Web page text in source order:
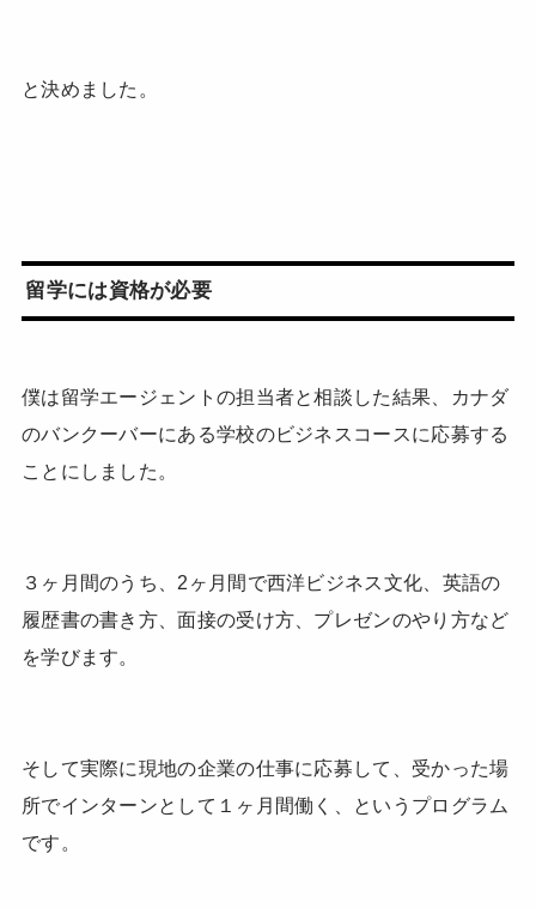
と決めました。
留学には資格が必要
僕は留学エージェントの担当者と相談した結果、カナダ
のバンクーバーにある学校のビジネスコースに応募する
ことにしました。
３ヶ月間のうち、2ヶ月間で西洋ビジネス文化、英語の
履歴書の書き方、面接の受け方、プレゼンのやり方など
を学びます。
そして実際に現地の企業の仕事に応募して、受かった場
所でインターンとして１ヶ月間働く、というプログラム
です。